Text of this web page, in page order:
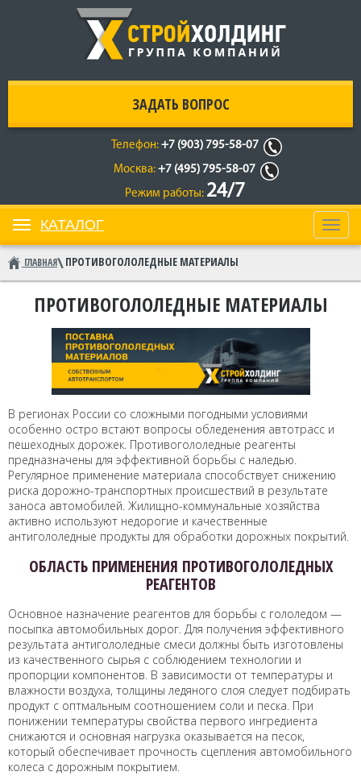
ЗАДАТЬ ВОПРОС
Телефон: +7 (903) 795-58-07
Москва: +7 (495) 795-58-07
Режим работы: 24/7
КАТАЛОГ
ГЛАВНАЯ ПРОТИВОГОЛОЛЕДНЫЕ МАТЕРИАЛЫ
ПРОТИВОГОЛОЛЕДНЫЕ МАТЕРИАЛЫ
В регионах России со сложными погодными условиями
особенно остро встают вопросы обледенения автотрасс и
пешеходных дорожек. Противогололедные реагенты
предназначены для эффективной борьбы с наледью.
Регулярное применение материала способствует снижению
риска дорожно-транспортных происшествий в результате
заноса автомобилей. Жилищно-коммунальные хозяйства
активно используют недорогие и качественные
антигололедные продукты для обработки дорожных покрытий.
ОБЛАСТЬ ПРИМЕНЕНИЯ ПРОТИВОГОЛОЛЕДНЫХ
РЕАГЕНТОВ
Основное назначение реагентов для борьбы с гололедом —
посыпка автомобильных дорог. Для получения эффективного
результата антигололедные смеси должны быть изготовлены
из качественного сырья с соблюдением технологии и
пропорции компонентов. В зависимости от температуры и
влажности воздуха, толщины ледяного слоя следует подбирать
продукт с оптмальным соотношением соли и песка. При
понижении температуры свойства первого ингредиента
снижаются и основная нагрузка оказывается на песок,
который обеспечивает прочность сцепления автомобильного
колеса с дорожным покрытием.